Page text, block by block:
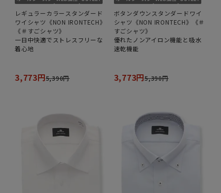
レギュラーカラースタンダード
ワイシャツ《NON IRONTECH》
《＃すごシャツ》
一日中快適でストレスフリーな
着心地
3,773円5,390円
ボタンダウンスタンダードワイ
シャツ《NON IRONTECH》《＃
すごシャツ》
優れたノンアイロン機能と吸水
速乾機能
3,773円5,390円